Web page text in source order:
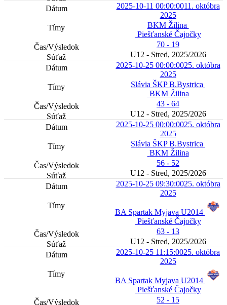
2025-10-11 00:00:0011. októbra
2025
BKM Žilina
Piešťanské Čajočky
70 - 19
U12 - Stred, 2025/2026
2025-10-25 00:00:0025. októbra
2025
Slávia ŠKP B.Bystrica
BKM Žilina
43 - 64
U12 - Stred, 2025/2026
2025-10-25 00:00:0025. októbra
2025
Slávia ŠKP B.Bystrica
BKM Žilina
56 - 52
U12 - Stred, 2025/2026
2025-10-25 09:30:0025. októbra
2025
BA Spartak Myjava U2014
Piešťanské Čajočky
63 - 13
U12 - Stred, 2025/2026
2025-10-25 11:15:0025. októbra
2025
BA Spartak Myjava U2014
Piešťanské Čajočky
52 - 15